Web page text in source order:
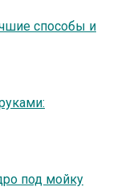
способы и
под мойку